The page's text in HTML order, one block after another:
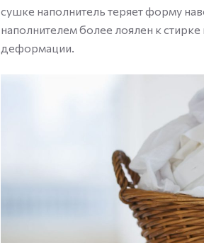
сушке наполнитель теряет форму
наполнителем более лоялен к
деформации.